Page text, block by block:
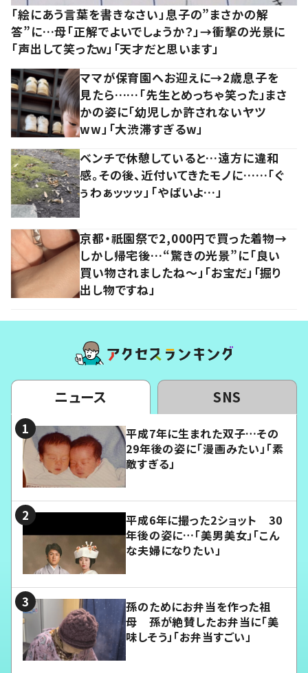
「絵にあう言葉を書きなさい」息子の”まさかの解
答”に…母「正解でよいでしょうか？」→衝撃の光景に
「声出して笑ったｗ」「天才だと思います」
ママが保育園へお迎えに→2歳息子を
見たら……「先生とめっちゃ笑った」まさ
かの姿に「幼児しか許されないヤツ
ww」「大渋滞すぎるw」
ベンチで休憩していると…遠方に違和
感。その後、近付いてきたモノに……「ぐ
ぅわぁッッッ」「やばいよ…」
京都・祇園祭で2,000円で買った着物→
しかし帰宅後…“驚きの光景”に「良い
買い物されましたね～」「お宝だ」「掘り
出し物ですね」
ニュース SNS
平成7年に生まれた双子…その
29年後の姿に「漫画みたい」「素
敵すぎる」
平成6年に撮った2ショット 30
年後の姿に…「美男美女」「こん
な夫婦になりたい」
孫のためにお弁当を作った祖
母 孫が絶賛したお弁当に「美
味しそう」「お弁当すごい」